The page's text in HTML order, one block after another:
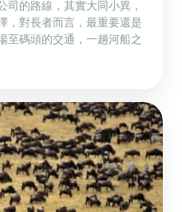
的路線，其實大同小異，
，對長者而言，最重要還是
至碼頭的交通，一趟河船之